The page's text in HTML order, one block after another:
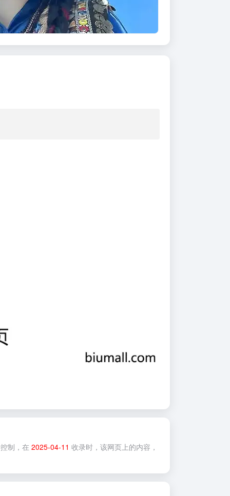
制，在 2025-04-11 收录时，该网页上的内容，